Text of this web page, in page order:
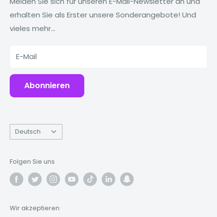
Tablets
Powerbanks
Warum Fonez?
erhalten Sie als Erster unsere Sonderangebote! Und
vieles mehr...
E-Mail
Abonnieren
Sprache
Deutsch
Folgen Sie uns
Wir akzeptieren